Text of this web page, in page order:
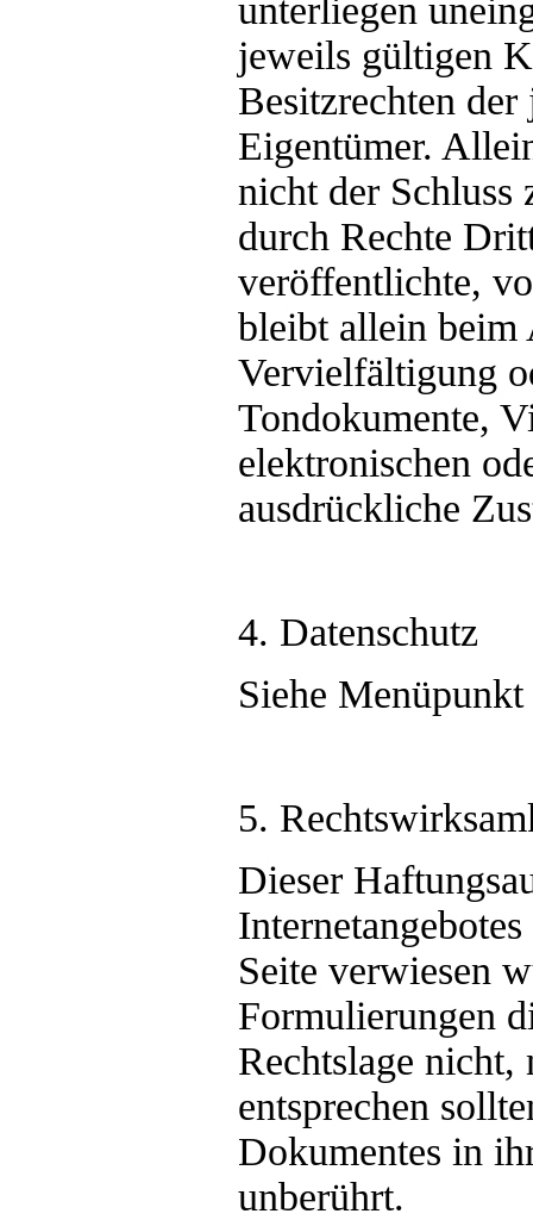
unterliegen
jeweils gültigen
Besitzrechten
Eigentümer.
nicht der Schluss
durch Rechte
veröffentlichte,
bleibt allein beim
Vervielfältigung
Tondokumente,
elektronischen
ausdrückliche
4. Datenschutz
Siehe
5.
Dieser
Seite verwiesen
Formulierungen
Rechtslage
entsprechen
Dokumentes in
unberührt.